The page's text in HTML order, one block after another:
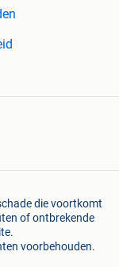
die voortkomt
of ontbrekende
voorbehouden.